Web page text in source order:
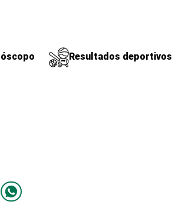
Resultados deportivos